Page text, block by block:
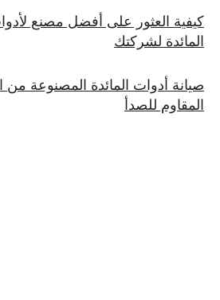
كيفية العثور على أفضل مصنع
المائدة لشركتك
صيانة أدوات المائدة المصنوعة من
المقاوم للصدأ